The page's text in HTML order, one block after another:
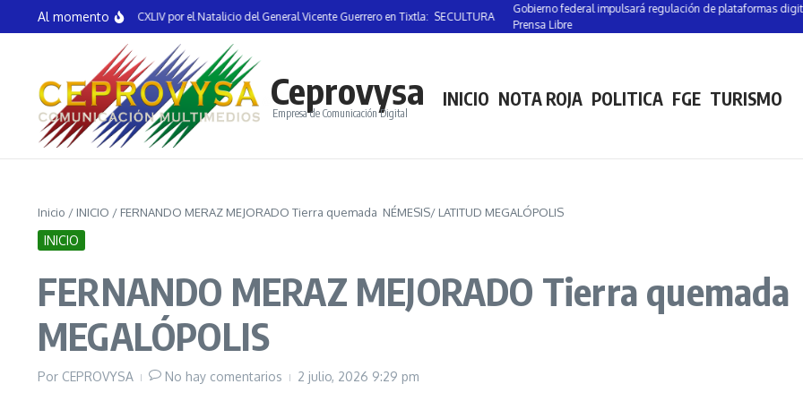
Saltar al contenido
Al momento
Cultural CCXLIV por el Natalicio del General Vicente Guerrero en Tixtla: SECULTURA
Gobierno federal impulsará regulación de plataformas digitales
Prensa Libre
Ceprovysa
Empresa de Comunicación Digital
INICIO NOTA ROJA POLITICA FGE TURISMO
Inicio / INICIO / FERNANDO MERAZ MEJORADO Tierra quemada NÉMESIS/ LATITUD MEGALÓPOLIS
INICIO
FERNANDO MERAZ MEJORADO Tierra
MEGALÓPOLIS
Por CEPROVYSA No hay comentarios 2 julio, 2026 9:29 pm